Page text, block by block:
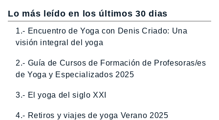
Lo más leído en los últimos 30 dias
1.- Encuentro de Yoga con Denis Criado: Una
visión integral del yoga
2.- Guía de Cursos de Formación de Profesoras/es
de Yoga y Especializados 2025
3.- El yoga del siglo XXI
4.- Retiros y viajes de yoga Verano 2025